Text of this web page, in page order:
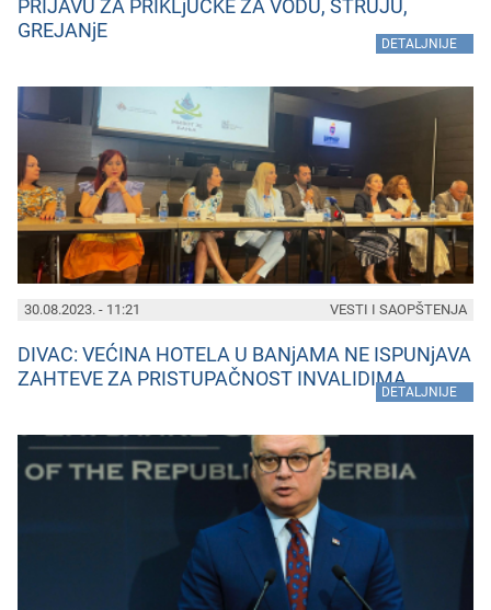
PRIJAVU ZA PRIKLjUČKE ZA VODU, STRUJU,
GREJANjE
DETALJNIJE
30.08.2023. - 11:21
DIVAC: VEĆINA HOTELA U BANjAMA NE ISPUNjAVA
ZAHTEVE ZA PRISTUPAČNOST INVALIDIMA
DETALJNIJE
VESTI I SAOPŠTENJA